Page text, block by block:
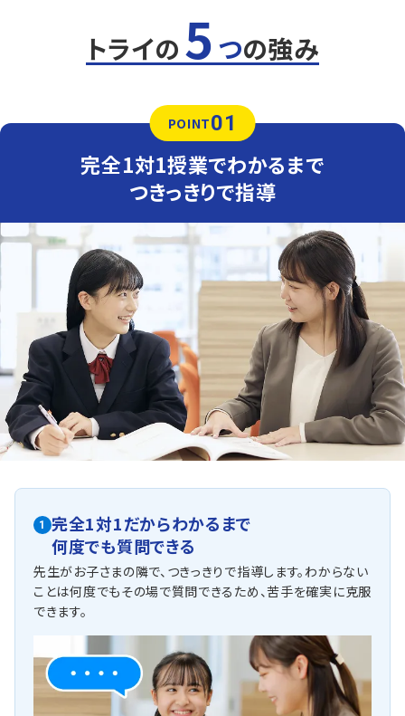
数学（教科書：数研出版）
賢明女子学院中は定期テストは学校指定ワークからの出
題が多いため、テスト前は授業でも学校のワークを使用し
ます。間違えた問題は、自力で解けるようになるまでつきっ
英語（教科書：東京書籍）
賢明女子学院中では基礎的な計算問題は学校で扱った問
ます。時間配分が高得点のポイントになるため、テスト前に
は、一人ひとりの学力・性格に合わせた、時間配分をアドバ
・苦手科目克服コース・定期テスト・内申点対策コース
東洋大学附属姫路中学校
〇学校課題対策講座
東洋大学附属姫路中学校の定期テスト対策、高校内部進
学対策を行います。難易度の高い学校の授業に対応し、定
期テストで高得点を取ることができるようにします。
高校内部進学サポートはお任せください。
山陽中学校
〇内申点対策講座
通常は学校の進度に沿って予習・復習をしながら、つまずき
を一つひとつ丁寧につぶしていきます。
また、トライのAIタブレットでは定期テストに向けて5科目
すべての対策ができます。5教科全体での点数UPを目指し
ましょう！
他にも以下の学校に対応しています
東光中学校・琴陵中学校・飾磨西中学校・飾磨東中学校・香寺中学
校 他
近年、中間テストが実施されず、期末テストのみで1学期の内申点
が決まる学校が増えています。
だからこそ、今のうちからどれだけ期末テストの対策ができるかが
トライの 5 つの強み
POINT01
完全1対1授業でわかるまで
つきっきりで指導
1
完全1対1だからわかるまで
何度でも質問できる
先生がお子さまの隣で、つきっきりで指導します。わからない
ことは何度でもその場で質問できるため、苦手を確実に克服
できます。